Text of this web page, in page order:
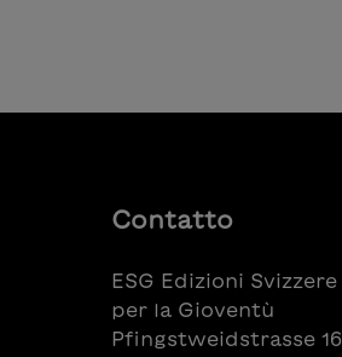
Contatto
ESG Edizioni Svizzere
per la Gioventù
Pfingstweidstrasse 16